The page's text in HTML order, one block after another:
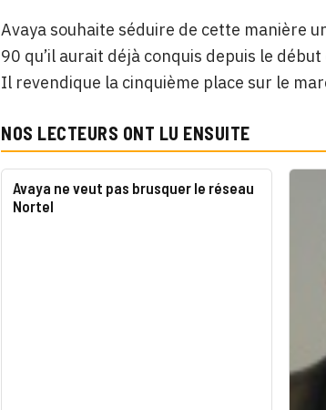
Avaya souhaite séduire de cette manière
90 qu’il aurait déjà conquis depuis le
Il revendique la cinquième place sur le
NOS LECTEURS ONT LU ENSUITE
Avaya ne veut pas brusquer le réseau
Nortel